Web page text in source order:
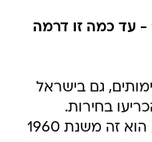
- עד כמה זו דרמה
גם בישראל
בחירות.
העימות הראשון הקלאסי הידוע הוא זה משנת 1960